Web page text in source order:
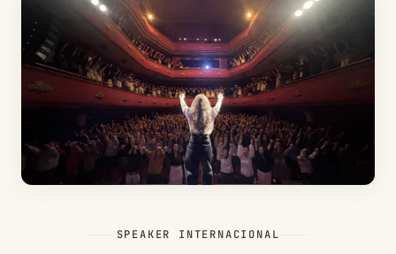
SPEAKER INTERNACIONAL